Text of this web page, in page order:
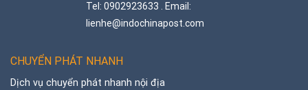
Tel: 0902923633 . Email:
lienhe@indochinapost.com
CHUYỂN PHÁT NHANH
Dịch vụ chuyển phát nhanh nội địa